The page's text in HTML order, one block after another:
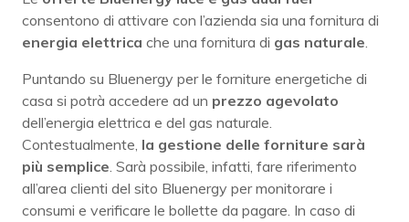
consentono di attivare con l’azienda sia una fornitura di
energia elettrica che una fornitura di gas naturale.
Puntando su Bluenergy per le forniture energetiche di
casa si potrà accedere ad un prezzo agevolato
dell’energia elettrica e del gas naturale.
Contestualmente, la gestione delle forniture sarà
più semplice. Sarà possibile, infatti, fare riferimento
all’area clienti del sito Bluenergy per monitorare i
consumi e verificare le bollette da pagare. In caso di